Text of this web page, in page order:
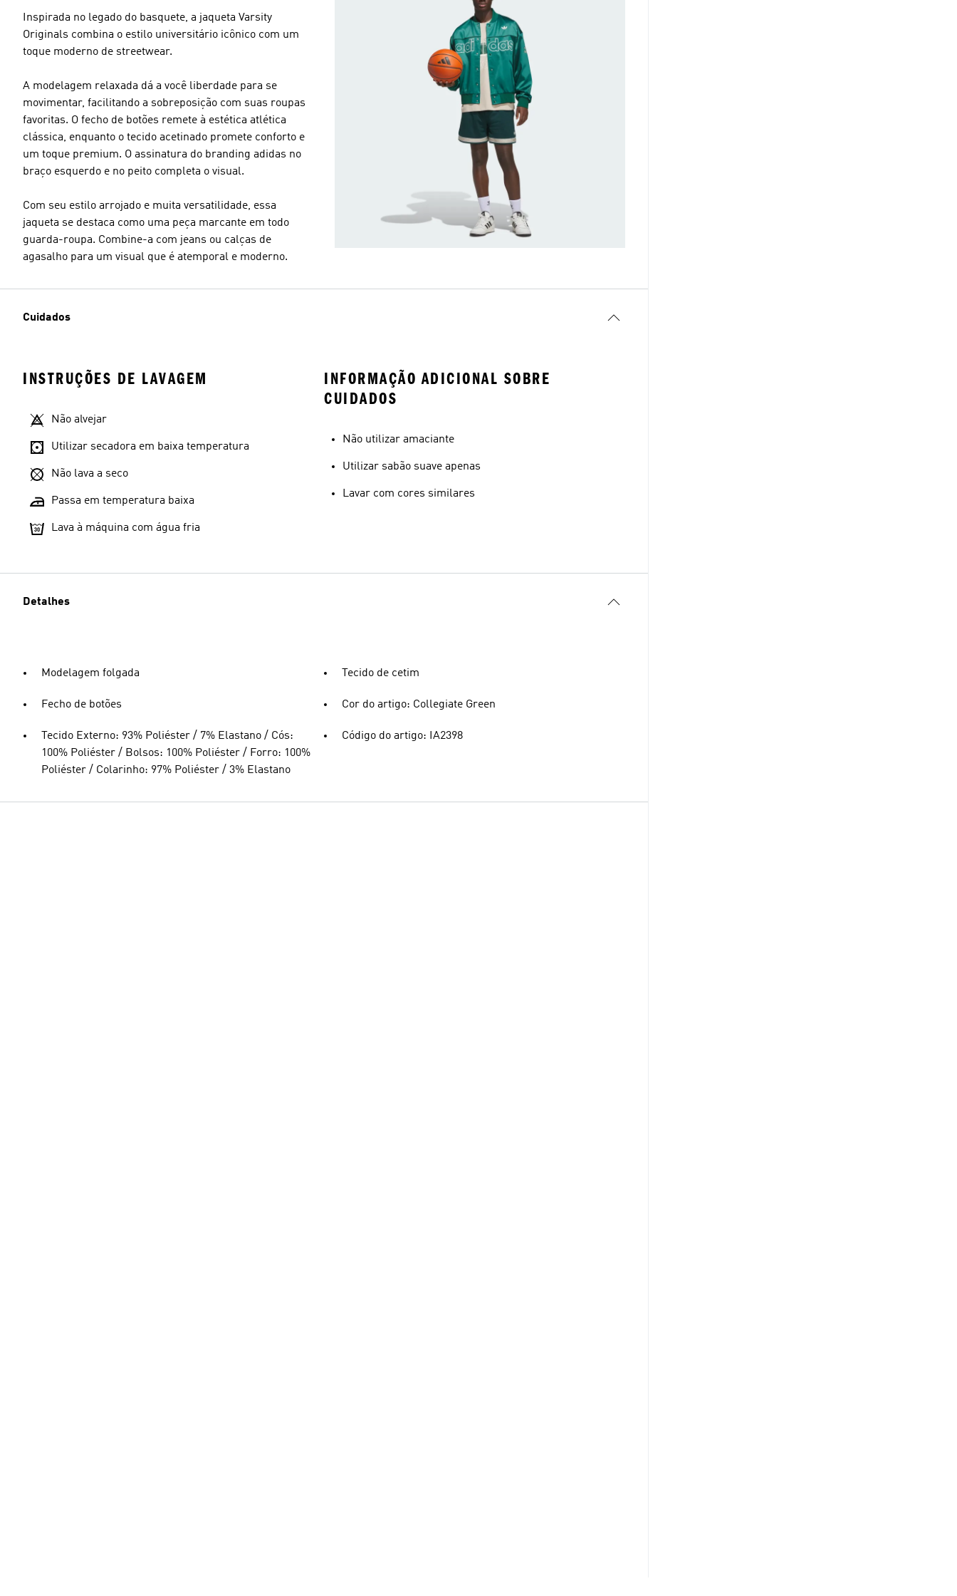
Inspirada no legado do basquete, a jaqueta Varsity
Originals combina o estilo universitário icônico com um
toque moderno de streetwear.
A modelagem relaxada dá a você liberdade para se
movimentar, facilitando a sobreposição com suas roupas
favoritas. O fecho de botões remete à estética atlética
clássica, enquanto o tecido acetinado promete conforto e
um toque premium. O assinatura do branding adidas no
braço esquerdo e no peito completa o visual.
Com seu estilo arrojado e muita versatilidade, essa
jaqueta se destaca como uma peça marcante em todo
guarda-roupa. Combine-a com jeans ou calças de
agasalho para um visual que é atemporal e moderno.
Cuidados
INSTRUÇÕES DE LAVAGEM
Não alvejar
Utilizar secadora em baixa temperatura
Não lava a seco
Passa em temperatura baixa
Lava à máquina com água fria
INFORMAÇÃO ADICIONAL SOBRE
CUIDADOS
Não utilizar amaciante
Utilizar sabão suave apenas
Lavar com cores similares
Detalhes
Modelagem folgada
Fecho de botões
Tecido Externo: 93% Poliéster / 7% Elastano / Cós:
100% Poliéster / Bolsos: 100% Poliéster / Forro: 100%
Poliéster / Colarinho: 97% Poliéster / 3% Elastano
Tecido de cetim
Cor do artigo: Collegiate Green
Código do artigo: IA2398